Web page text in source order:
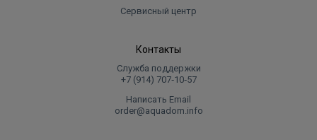
Сервисный центр
Контакты
Служба поддержки
+7 (914) 707‑10‑57
Написать Email
order@aquadom.info